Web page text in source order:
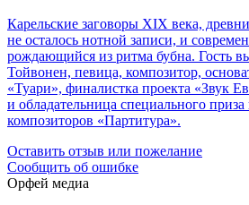
Карельские заговоры XIX века,
не осталось нотной записи, и
рождающийся из ритма бубна. Гость
Тойвонен, певица, композитор,
«Туари», финалистка проекта «Звук
и обладательница специального
композиторов «Партитура».
Оставить отзыв или пожелание
Сообщить об ошибке
Орфей медиа